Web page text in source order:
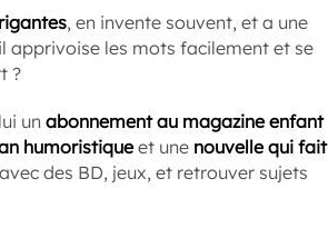
, en invente souvent, et a une
apprivoise les mots facilement et se
?
un abonnement au magazine enfant
humoristiqueet une nouvelle qui fait
des BD, jeux, et retrouver sujets